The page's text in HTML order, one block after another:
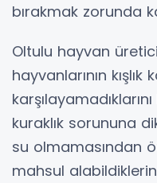
bırakmak zorunda
Oltulu hayvan
hayvanlarının
kuraklık sorununa
su olmamasından
mahsul